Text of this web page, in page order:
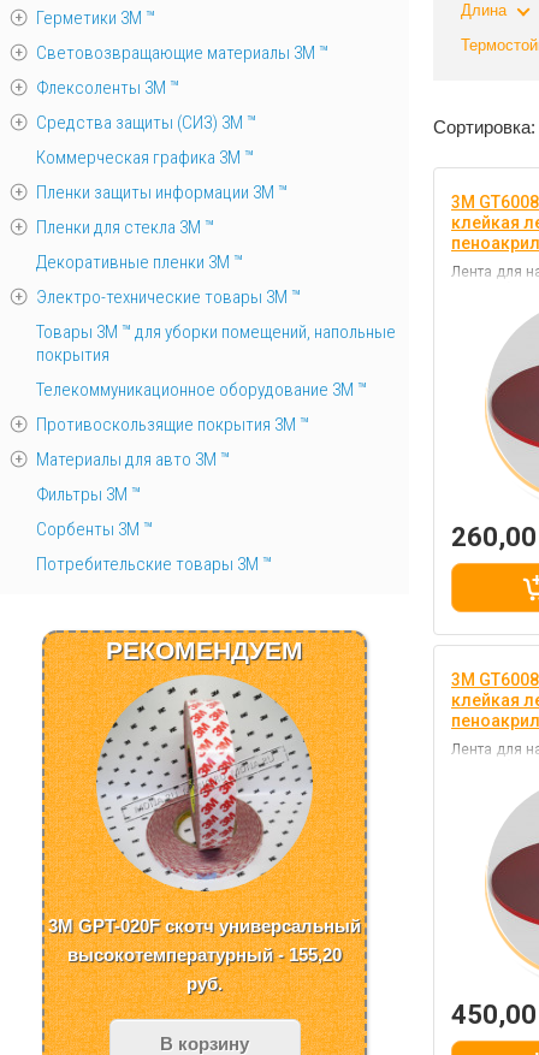
Длина
Сортировка:
3M
клейкая
пеноакрил
Лента для
серый,
3M
клейкая
пеноакрил
Лента для
серый,
Герметики 3М ™
Световозвращающие материалы 3М ™
Флексоленты 3М ™
Средства защиты (СИЗ) 3M ™
Коммерческая графика 3М ™
Пленки защиты информации 3М ™
Пленки для стекла 3М ™
Декоративные пленки 3М ™
Электро-технические товары 3М ™
Товары 3М ™ для уборки помещений, напольные
покрытия
Телекоммуникационное оборудование 3М ™
Противоскользящие покрытия 3М ™
Материалы для авто 3М ™
Фильтры 3М ™
Сорбенты 3М ™
Потребительские товары 3М ™
РЕКОМЕНДУЕМ
3M GPT-020F скотч универсальный
высокотемпературный - 155,20
руб.
В корзину